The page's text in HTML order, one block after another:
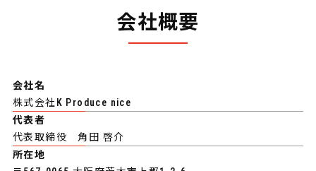
会社概要
会社名
株式会社K Produce nice
代表者
代表取締役 角田 啓介
所在地